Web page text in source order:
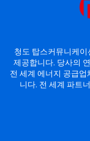
청도 탑스커뮤니케
제공합니다. 당사의
전 세계 에너지 공급
니다. 전 세계 파트